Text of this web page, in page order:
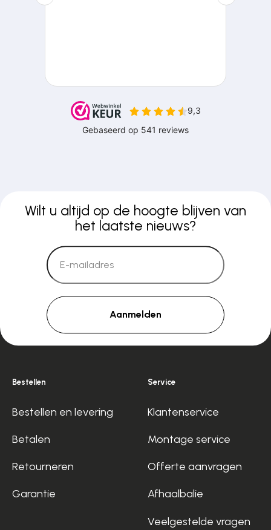
Wilt u altijd op de hoogte blijven van
het laatste nieuws?
Aanmelden
Bestellen
Bestellen en levering
Betalen
Retourneren
Garantie
Service
Klantenservice
Montage service
Offerte aanvragen
Afhaalbalie
Veelgestelde vragen